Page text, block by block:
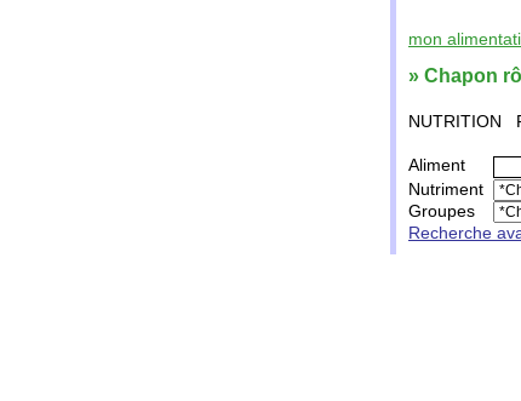
mon
» Chapon
NUTRITION
Aliment
Nutriment
Groupes
Recherche